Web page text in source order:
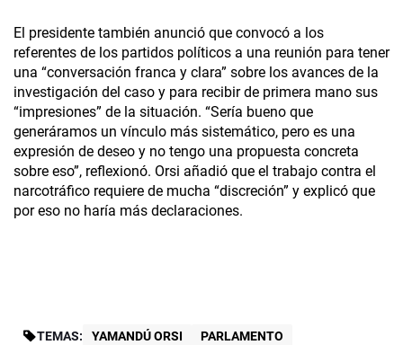
El presidente también anunció que convocó a los
referentes de los partidos políticos a una reunión para tener
una “conversación franca y clara” sobre los avances de la
investigación del caso y para recibir de primera mano sus
“impresiones” de la situación. “Sería bueno que
generáramos un vínculo más sistemático, pero es una
expresión de deseo y no tengo una propuesta concreta
sobre eso”, reflexionó. Orsi añadió que el trabajo contra el
narcotráfico requiere de mucha “discreción” y explicó que
por eso no haría más declaraciones.
TEMAS: YAMANDÚ ORSI
PARLAMENTO